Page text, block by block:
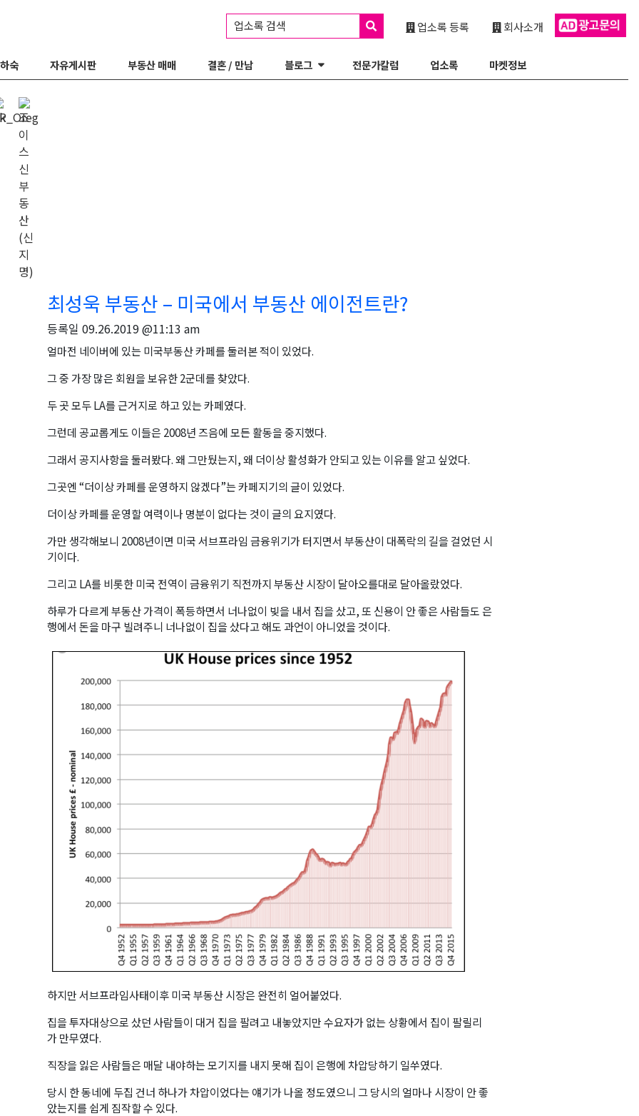
회사소개
업소록 등록
업소록 검색
숙 자유게시판 부동산 매매 결혼 / 만남 블로그 전문가칼럼 업소록 마켓정보
최성욱 부동산 – 미국에서 부동산 에이전트란?
등록일09.26.2019 @11:13 am
얼마전 네이버에 있는 미국부동산 카페를 둘러본 적이 있었다.
그 중 가장 많은 회원을 보유한 2군데를 찾았다.
두 곳 모두 LA를 근거지로 하고 있는 카페였다.
그런데 공교롭게도 이들은 2008년 즈음에 모든 활동을 중지했다.
그래서 공지사항을 둘러봤다. 왜 그만뒀는지, 왜 더이상 활성화가 안되고 있는 이유를 알고 싶었다.
그곳엔 “더이상 카페를 운영하지 않겠다”는 카페지기의 글이 있었다.
더이상 카페를 운영할 여력이나 명분이 없다는 것이 글의 요지였다.
가만 생각해보니 2008년이면 미국 서브프라임 금융위기가 터지면서 부동산이 대폭락의 길을 걸었던 시
기이다.
그리고 LA를 비롯한 미국 전역이 금융위기 직전까지 부동산 시장이 달아오를대로 달아올랐었다.
하루가 다르게 부동산 가격이 폭등하면서 너나없이 빚을 내서 집을 샀고, 또 신용이 안 좋은 사람들도 은
행에서 돈을 마구 빌려주니 너나없이 집을 샀다고 해도 과언이 아니었을 것이다.
하지만 서브프라임사태이후 미국 부동산 시장은 완전히 얼어붙었다.
집을 투자대상으로 샀던 사람들이 대거 집을 팔려고 내놓았지만 수요자가 없는 상황에서 집이 팔릴리
가 만무였다.
직장을 잃은 사람들은 매달 내야하는 모기지를 내지 못해 집이 은행에 차압당하기 일쑤였다.
당시 한 동네에 두집 건너 하나가 차압이었다는 얘기가 나올 정도였으니 그 당시의 얼마나 시장이 안 좋
았는지를 쉽게 짐작할 수 있다.